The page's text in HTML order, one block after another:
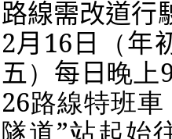
路線需改道行
2月 16日 （年
五） 每日晚上
26路線特班車
隧道”站起始